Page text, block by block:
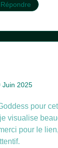
Répondre
Juin 2025
pour
visualise
pour le